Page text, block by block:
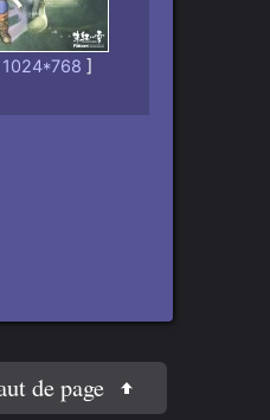
1024*768 ]
de page